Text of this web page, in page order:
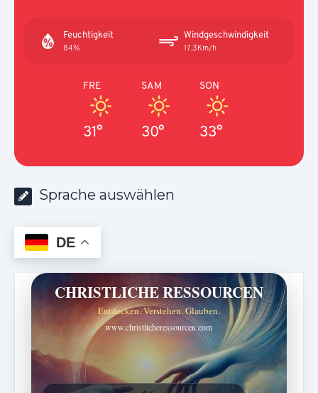
Feuchtigkeit
84%
Windgeschwindigkeit
17.3Km/h
FRE
31°
SAM
30°
SON
33°
Sprache auswählen
DE
CHRISTLICHE RESSOURCEN
Entdecken. Verstehen. Glauben.
www.christlicheressourcen.com